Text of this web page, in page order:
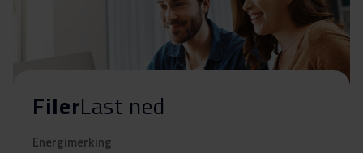
FilerLast ned
Energimerking